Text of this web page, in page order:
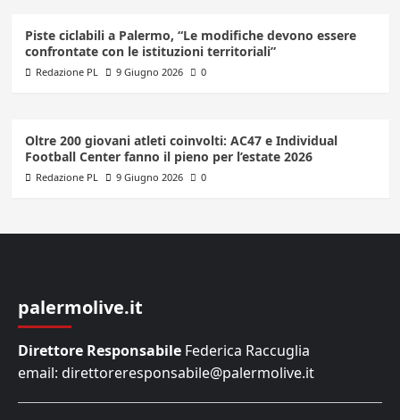
Piste ciclabili a Palermo, “Le modifiche devono essere
confrontate con le istituzioni territoriali”
Redazione PL 9 Giugno 2026 0
Oltre 200 giovani atleti coinvolti: AC47 e Individual
Football Center fanno il pieno per l’estate 2026
Redazione PL 9 Giugno 2026 0
palermolive.it
Direttore Responsabile Federica Raccuglia
email: direttoreresponsabile@palermolive.it